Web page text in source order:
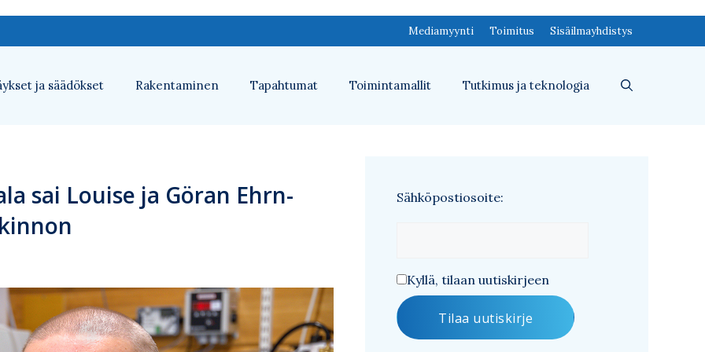
Mediamyynti Toimitus Sisäilmayhdistys
ja säädökset Rakentaminen Tapahtumat Toimintamallit Tutkimus ja teknologia
sai Lo­ui­se ja Gö­ran Ehrn­
Sähköpostiosoite:
Kyllä, tilaan uutiskirjeen